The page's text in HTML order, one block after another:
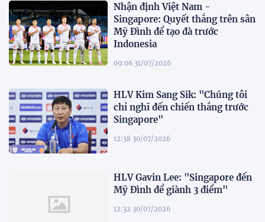
Nhận định Việt Nam -
Singapore: Quyết thắng trên sân
Mỹ Đình để tạo đà trước
Indonesia
09:06 31/07/2026
HLV Kim Sang Sik: "Chúng tôi
chỉ nghĩ đến chiến thắng trước
Singapore"
12:38 30/07/2026
HLV Gavin Lee: "Singapore đến
Mỹ Đình để giành 3 điểm"
12:32 30/07/2026